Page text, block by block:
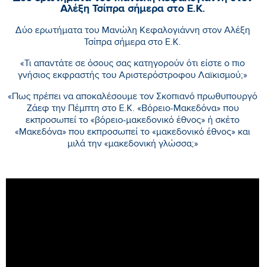
Αλέξη Τσίπρα σήμερα στο Ε.Κ.
Δύο ερωτήματα του Μανώλη Κεφαλογιάννη στον Αλέξη
Τσίπρα σήμερα στο Ε.Κ.
«Τι απαντάτε σε όσους σας κατηγορούν ότι είστε ο πιο
γνήσιος εκφραστής του Αριστερόστροφου Λαϊκισμού;»
«Πως πρέπει να αποκαλέσουμε τον Σκοπιανό πρωθυπουργό
Ζάεφ την Πέμπτη στο Ε.Κ. «Βόρειο-Μακεδόνα» που
εκπροσωπεί το «βόρειο-μακεδονικό έθνος» ή σκέτο
«Μακεδόνα» που εκπροσωπεί το «μακεδονικό έθνος» και
μιλά την «μακεδονική γλώσσα;»